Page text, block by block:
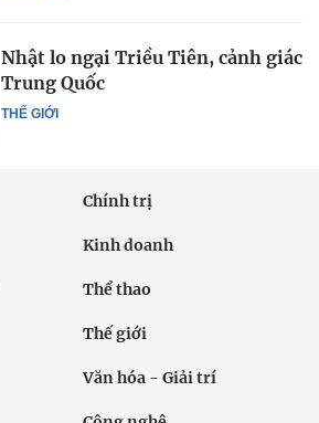
THẾ GIỚI
Nhật lo ngại Triều Tiên, cảnh giác
Trung Quốc
Chính trị
Kinh doanh
Thể thao
Thế giới
Văn hóa - Giải trí